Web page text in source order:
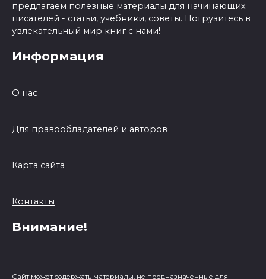
предлагаем полезные материалы для начинающих
писателей - статьи, учебники, советы. Погрузитесь в
увлекательный мир книг с нами!
Информация
О нас
Для правообладателей и авторов
Карта сайта
Контакты
Внимание!
Сайт может содержать материалы, не предназначенные для